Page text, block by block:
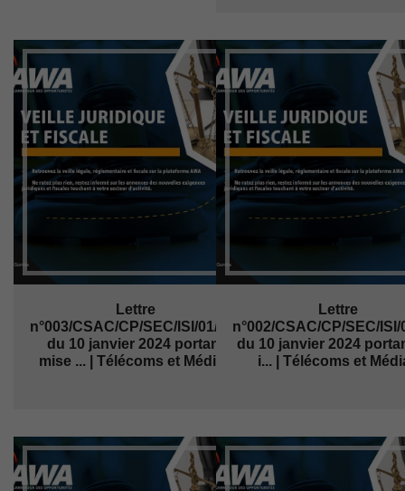
Lettre
n°003/CSAC/CP/SEC/ISI/01/2023
du 10 janvier 2024 portant
mise ... | Télécoms et Médias
Lettre
n°002/CSAC/CP/SEC/ISI/
du 10 janvier 2024
i... | Télécoms et